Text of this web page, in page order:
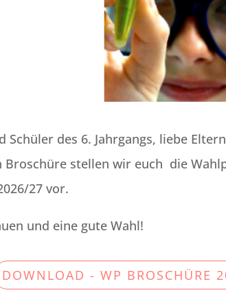
Schüler des 6. Jahrgangs, liebe
stellen wir euch die
27 vor.
und eine gute Wahl!
DOWNLOAD - WP BROSCHÜRE